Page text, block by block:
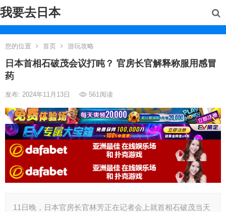
我要去日本
您的位置 首页 游玩攻略
日本首相石破茂会议打盹？ 官房长官解释称服用感冒
药
发布: 2024年11月13日 561阅读
11日晚，日本官房长官林芳正在记者会上就首相石破茂当天